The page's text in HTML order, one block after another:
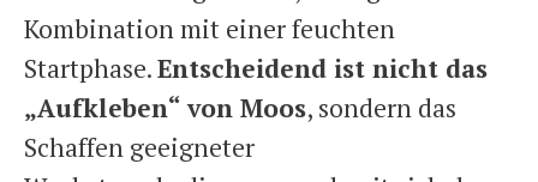
Kombination mit einer feuchten
Startphase.Entscheidend ist nicht das
„Aufkleben“ von Moos, sondern das
Schaffen geeigneter